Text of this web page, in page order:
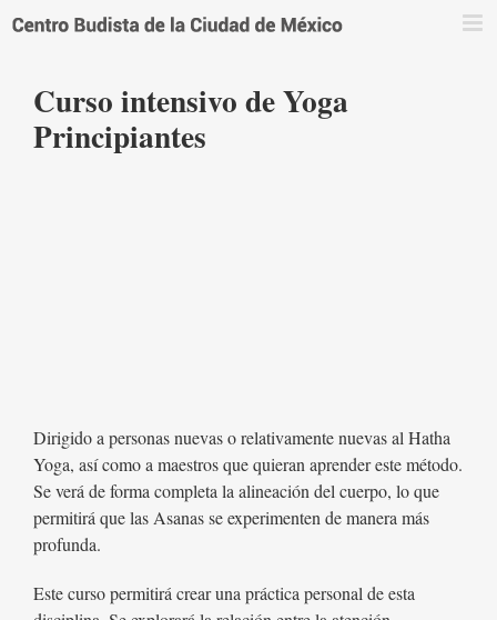
Curso intensivo de Yoga
Principiantes
Dirigido a personas nuevas o relativamente nuevas al Hatha
Yoga, así como a maestros que quieran aprender este método.
Se verá de forma completa la alineación del cuerpo, lo que
permitirá que las Asanas se experimenten de manera más
profunda.
Este curso permitirá crear una práctica personal de esta